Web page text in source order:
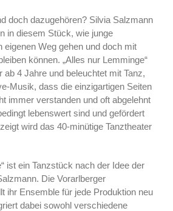
doch dazugehören? Silvia Salzmann
in diesem Stück, wie junge
eigenen Weg gehen und doch mit
können. „Alles nur Lemminge“
ab 4 Jahre und beleuchtet mit Tanz,
Musik, dass die einzigartigen Seiten
immer verstanden und oft abgelehnt
lebenswert sind und gefördert
wird das 40-minütige Tanztheater
ist ein Tanzstück nach der Idee der
Die Vorarlberger
ihr Ensemble für jede Produktion neu
dabei sowohl verschiedene